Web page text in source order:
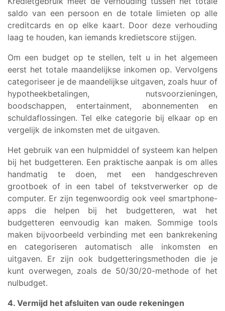
saldo van een persoon en de totale limieten op alle
creditcards en op elke kaart. Door deze verhouding
laag te houden, kan iemands kredietscore stijgen.
Om een budget op te stellen, telt u in het algemeen
eerst het totale maandelijkse inkomen op. Vervolgens
categoriseer je de maandelijkse uitgaven, zoals huur of
hypotheekbetalingen, nutsvoorzieningen,
boodschappen, entertainment, abonnementen en
schuldaflossingen. Tel elke categorie bij elkaar op en
vergelijk de inkomsten met de uitgaven.
Het gebruik van een hulpmiddel of systeem kan helpen
bij het budgetteren. Een praktische aanpak is om alles
handmatig te doen, met een handgeschreven
grootboek of in een tabel of tekstverwerker op de
computer. Er zijn tegenwoordig ook veel smartphone-
apps die helpen bij het budgetteren, wat het
budgetteren eenvoudig kan maken. Sommige tools
maken bijvoorbeeld verbinding met een bankrekening
en categoriseren automatisch alle inkomsten en
uitgaven. Er zijn ook budgetteringsmethoden die je
kunt overwegen, zoals de 50/30/20-methode of het
nulbudget.
4. Vermijd het afsluiten van oude rekeningen